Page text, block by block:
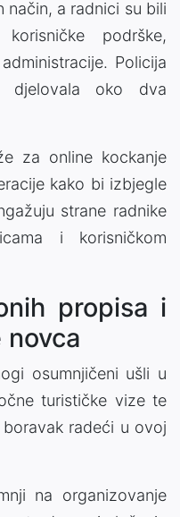
način, a radnici su bili
podrške,
Policija
djelovala oko dva
za online kockanje
kako bi izbjegle
strane radnike
i korisničkom
propisa i
novca
osumnjičeni ušli u
turističke vize te
radeći u ovoj
na organizovanje